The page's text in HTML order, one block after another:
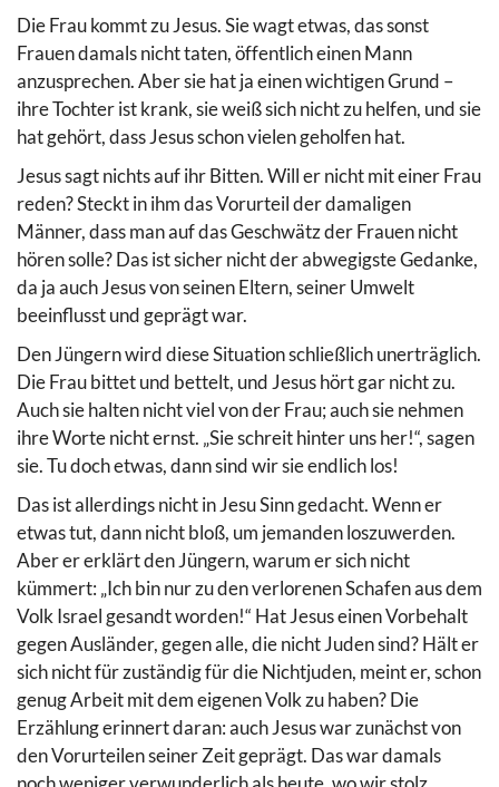
Die Frau kommt zu Jesus. Sie wagt etwas, das sonst
Frauen damals nicht taten, öffentlich einen Mann
anzusprechen. Aber sie hat ja einen wichtigen Grund –
ihre Tochter ist krank, sie weiß sich nicht zu helfen, und sie
hat gehört, dass Jesus schon vielen geholfen hat.
Jesus sagt nichts auf ihr Bitten. Will er nicht mit einer Frau
reden? Steckt in ihm das Vorurteil der damaligen
Männer, dass man auf das Geschwätz der Frauen nicht
hören solle? Das ist sicher nicht der abwegigste Gedanke,
da ja auch Jesus von seinen Eltern, seiner Umwelt
beeinflusst und geprägt war.
Den Jüngern wird diese Situation schließlich unerträglich.
Die Frau bittet und bettelt, und Jesus hört gar nicht zu.
Auch sie halten nicht viel von der Frau; auch sie nehmen
ihre Worte nicht ernst. „Sie schreit hinter uns her!“, sagen
sie. Tu doch etwas, dann sind wir sie endlich los!
Das ist allerdings nicht in Jesu Sinn gedacht. Wenn er
etwas tut, dann nicht bloß, um jemanden loszuwerden.
Aber er erklärt den Jüngern, warum er sich nicht
kümmert: „Ich bin nur zu den verlorenen Schafen aus dem
Volk Israel gesandt worden!“ Hat Jesus einen Vorbehalt
gegen Ausländer, gegen alle, die nicht Juden sind? Hält er
sich nicht für zuständig für die Nichtjuden, meint er, schon
genug Arbeit mit dem eigenen Volk zu haben? Die
Erzählung erinnert daran: auch Jesus war zunächst von
den Vorurteilen seiner Zeit geprägt. Das war damals